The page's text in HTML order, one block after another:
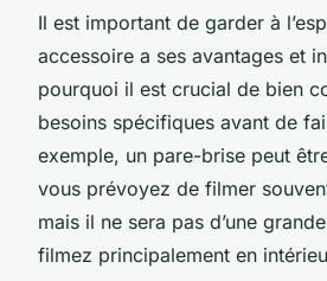
Il est important de garder à
accessoire a ses avantages et
pourquoi il est crucial de bien
besoins spécifiques avant de
exemple, un pare-brise peut
vous prévoyez de filmer
mais il ne sera pas d’une
filmez principalement en